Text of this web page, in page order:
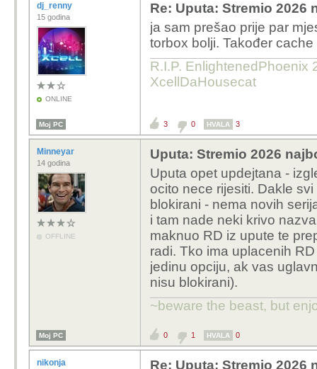
dj_renny
15 godina
ONLINE
Re: Uputa: Stremio 2026
ja sam prešao prije par
torbox bolji. Također
R.I.P. EnlightenedPhoenix
XcellDaHousecat
Moj PC 3 0 HVALA 3
Minneyar
14 godina
OFFLINE
Uputa: Stremio 2026
Uputa opet updejtana -
ocito nece rijesiti. Dakle
blokirani - nema novih
i tam nade neki krivo
maknuo RD iz upute te
radi. Tko ima uplacenih
jedinu opciju, ak vas
nisu blokirani).
~beware the beast, but
Moj PC 0 1 HVALA 0
nikonja
Re: Uputa: Stremio 2026